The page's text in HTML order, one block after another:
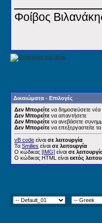
Φοίβος
Δικαιώματα - Επιλογές
Δεν Μπορείτε να δημοσιεύσετε νέα
Δεν Μπορείτε να απαντήσετε
Δεν Μπορείτε να ανεβάσετε
Δεν Μπορείτε να επεξεργαστείτε
vB code είναι σε λειτουργία
Τα Smilies είναι σε λειτουργία
Ο κώδικας [IMG] είναι σε
Ο κώδικας HTML είναι εκτός